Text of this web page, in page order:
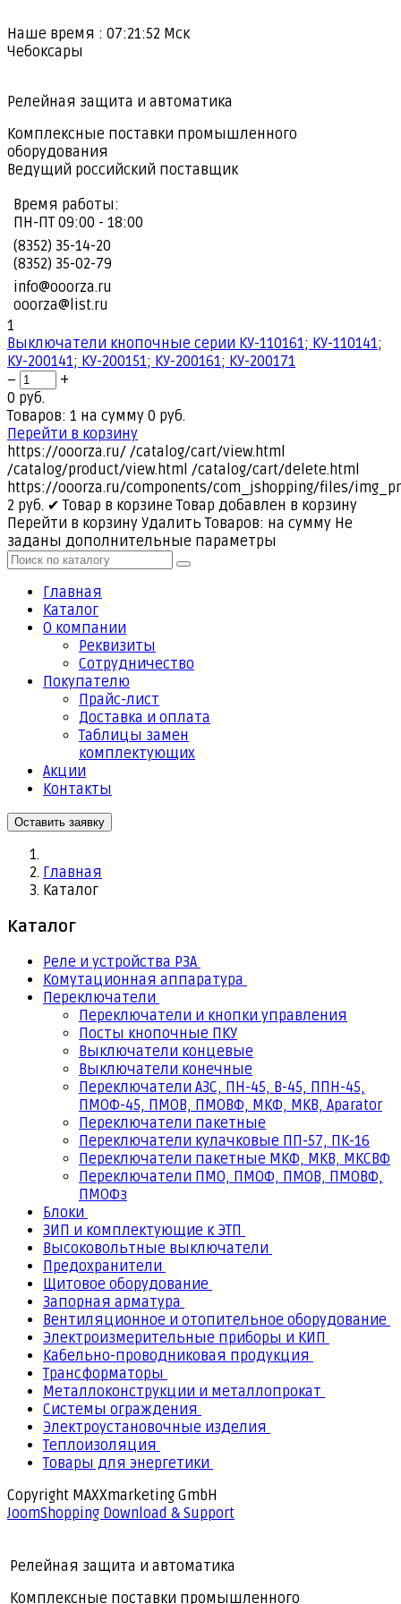
Наше время : 07:21:52 Мск
Чебоксары
Релейная защита и автоматика
Комплексные поставки промышленного
оборудования
Ведущий российский поставщик
Время работы:
ПН-ПТ 09:00 - 18:00
(8352) 35-14-20
(8352) 35-02-79
info@ooorza.ru
ooorza@list.ru
1
Выключатели кнопочные серии КУ-110161; КУ-110141;
КУ-200141; КУ-200151; КУ-200161; КУ-200171
−
+
0 руб.
Товаров: 1 на сумму 0 руб.
Перейти в корзину
https://ooorza.ru/ /catalog/cart/view.html
/catalog/product/view.html /catalog/cart/delete.html
https://ooorza.ru/components/com_jshopping/files/
2 руб. ✔ Товар в корзине Товар добавлен в корзину
Перейти в корзину Удалить Товаров: на сумму Не
заданы дополнительные параметры
Главная
Каталог
О компании
Реквизиты
Cотрудничество
Покупателю
Прайс-лист
Доставка и оплата
Таблицы замен
комплектующих
Акции
Контакты
Оставить заявку
Главная
Каталог
Каталог
Реле и устройства РЗА
Комутационная аппаратура
Переключатели
Переключатели и кнопки управления
Посты кнопочные ПКУ
Выключатели концевые
Выключатели конечные
Переключатели АЗС, ПН-45, В-45, ППН-45,
ПМОФ-45, ПМОВ, ПМОВФ, МКФ, МКВ, Aparator
Переключатели пакетные
Переключатели кулачковые ПП-57, ПК-16
Переключатели пакетные МКФ, МКВ, МКCВФ
Переключатели ПМО, ПМОФ, ПМОВ, ПМОВФ,
ПМОФз
Блоки
ЗИП и комплектующие к ЭТП
Высоковольтные выключатели
Предохранители
Щитовое оборудование
Запорная арматура
Вентиляционное и отопительное оборудование
Электроизмерительные приборы и КИП
Кабельно-проводниковая продукция
Трансформаторы
Металлоконструкции и металлопрокат
Системы ограждения
Электроустановочные изделия
Теплоизоляция
Товары для энергетики
Copyright MAXXmarketing GmbH
JoomShopping Download & Support
Релейная защита и автоматика
Комплексные поставки промышленного